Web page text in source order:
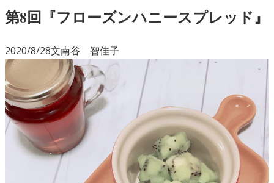
第8回『フローズンハニースプレッド』
2020/8/28文南谷 智佳子